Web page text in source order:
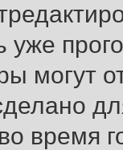
уже
могут
время